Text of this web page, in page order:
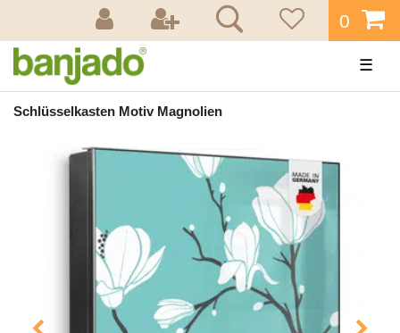
0
☰
Schlüsselkasten Motiv Magnolien